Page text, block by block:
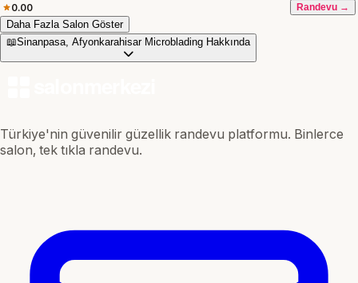
0.00 Randevu →
Daha Fazla Salon Göster
📖Sinanpasa, Afyonkarahisar Microblading Hakkında
Türkiye'nin güvenilir güzellik randevu platformu. Binlerce
salon, tek tıkla randevu.